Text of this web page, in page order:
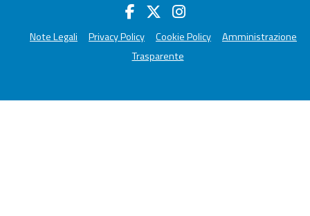
Note Legali Privacy Policy Cookie Policy
Amministrazione
Trasparente